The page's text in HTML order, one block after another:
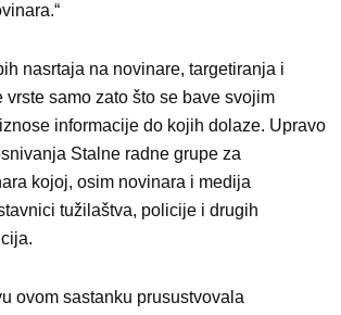
nasrtaja na novinare, targetiranja i
vrste samo zato što se bave svojim
informacije do kojih dolaze. Upravo
Stalne radne grupe za
kojoj, osim novinara i medija
tužilaštva, policije i drugih
ovom sastanku prusustvovala